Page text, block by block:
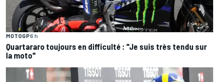
MOTOGP6 h
Quartararo toujours en difficulté : "Je suis très tendu sur
la moto"